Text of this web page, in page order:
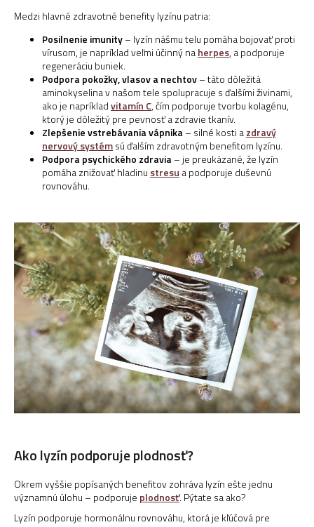
Medzi hlavné zdravotné benefity lyzínu patria:
Posilnenie imunity– lyzín nášmu telu pomáha bojovať proti
vírusom, je napríklad veľmi účinný naherpes, a podporuje
regeneráciu buniek.
Podpora pokožky, vlasov a nechtov– táto dôležitá
aminokyselina v našom tele spolupracuje s ďalšími živinami,
ako je napríkladvitamín C, čím podporuje tvorbu kolagénu,
ktorý je dôležitý pre pevnosť a zdravie tkanív.
Zlepšenie vstrebávania vápnika– silné kosti azdravý
nervový systémsú ďalším zdravotným benefitom lyzínu.
Podpora psychického zdravia– je preukázané, že lyzín
pomáha znižovať hladinu stresu a podporuje duševnú
rovnováhu.
Ako lyzín podporuje plodnosť?
Okrem vyššie popísaných benefitov zohráva lyzín ešte jednu
významnú úlohu – podporuje plodnosť. Pýtate sa ako?
Lyzín podporuje hormonálnu rovnováhu, ktorá je kľúčová pre